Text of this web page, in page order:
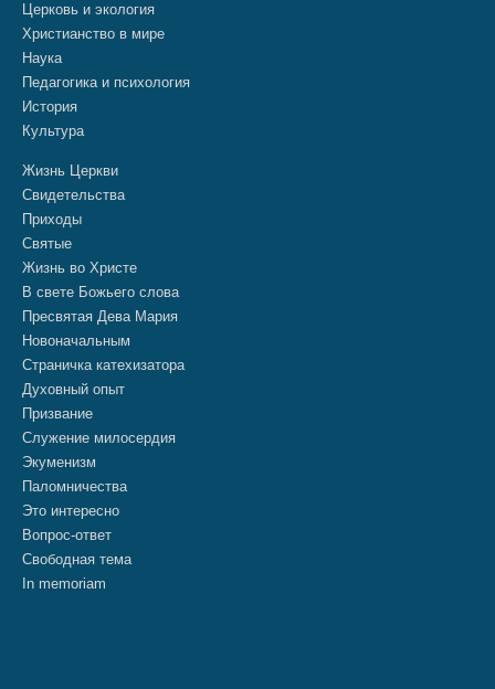
Церковь и экология
Христианство в мире
Наука
Педагогика и психология
История
Культура
Жизнь Церкви
Свидетельства
Приходы
Святые
Жизнь во Христе
В свете Божьего слова
Пресвятая Дева Мария
Новоначальным
Страничка катехизатора
Духовный опыт
Призвание
Служение милосердия
Экуменизм
Паломничества
Это интересно
Вопрос-ответ
Свободная тема
In memoriam